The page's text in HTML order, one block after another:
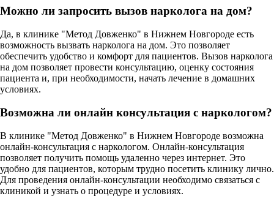
Можно ли запросить вызов нарколога на дом?
Да, в клинике "Метод Довженко" в Нижнем Новгороде есть
возможность вызвать нарколога на дом. Это позволяет
обеспечить удобство и комфорт для пациентов. Вызов нарколога
на дом позволяет провести консультацию, оценку состояния
пациента и, при необходимости, начать лечение в домашних
условиях.
Возможна ли онлайн консультация с наркологом?
В клинике "Метод Довженко" в Нижнем Новгороде возможна
онлайн-консультация с наркологом. Онлайн-консультация
позволяет получить помощь удаленно через интернет. Это
удобно для пациентов, которым трудно посетить клинику лично.
Для проведения онлайн-консультации необходимо связаться с
клиникой и узнать о процедуре и условиях.